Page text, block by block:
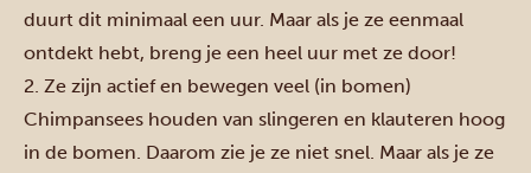
duurt dit minimaal een uur. Maar als je ze eenmaal
ontdekt hebt, breng je een heel uur met ze door!
2. Ze zijn actief en bewegen veel (in bomen)
Chimpansees houden van slingeren en klauteren hoog
in de bomen. Daarom zie je ze niet snel. Maar als je ze